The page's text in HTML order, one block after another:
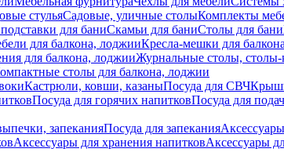
стульяСадовые, уличные столыКомплекты
для баниСкамьи для баниСтолы для бани
для балкона, лоджииКресла-мешки для балкона
для балкона, лоджииЖурнальные столы, столы-
столы для балкона, лоджии
Кастрюли, ковши, казаныПосуда для СВЧ
Посуда для горячих напитковПосуда для
запеканияПосуда для запекания
Аксессуары для хранения напитковАксессуары